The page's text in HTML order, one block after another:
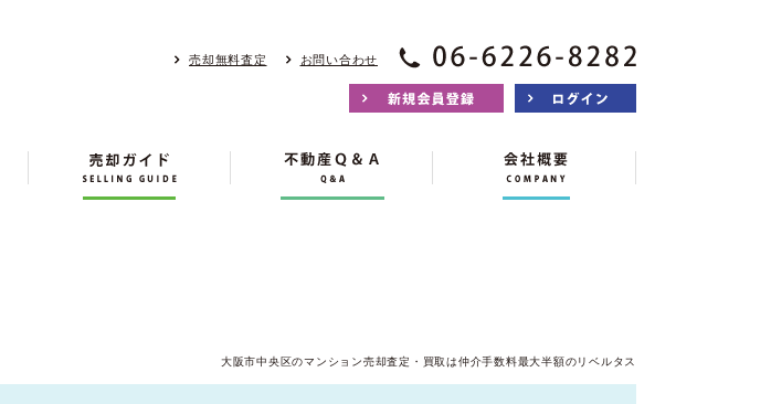
売却無料査定 お問い合わせ
大阪市中央区のマンション売却査定・買取は仲介手数料最大半額のリベルタス